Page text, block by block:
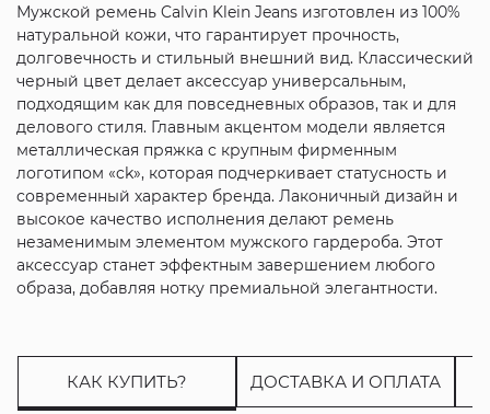
Мужской ремень Calvin Klein Jeans изготовлен из 100%
натуральной кожи, что гарантирует прочность,
долговечность и стильный внешний вид. Классический
черный цвет делает аксессуар универсальным,
подходящим как для повседневных образов, так и для
делового стиля. Главным акцентом модели является
металлическая пряжка с крупным фирменным
логотипом «ck», которая подчеркивает статусность и
современный характер бренда. Лаконичный дизайн и
высокое качество исполнения делают ремень
незаменимым элементом мужского гардероба. Этот
аксессуар станет эффектным завершением любого
образа, добавляя нотку премиальной элегантности.
КАК КУПИТЬ? ДОСТАВКА И ОПЛАТА